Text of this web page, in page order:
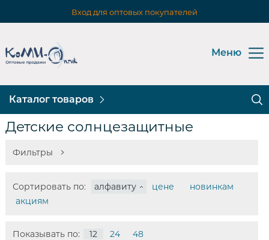
Вход для оптовых покупателей
Меню
Каталог товаров
Детские солнцезащитные
Фильтры
Сортировать по: алфавиту цене
новинкам
акциям
Показывать по: 12 24 48